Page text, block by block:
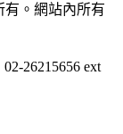
有。網站內所有
26215656 ext